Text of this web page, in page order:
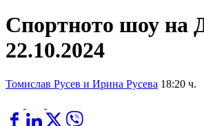
Спортното шоу на
22.10.2024
Томислав Русев и Ирина Русева 18:20 ч.